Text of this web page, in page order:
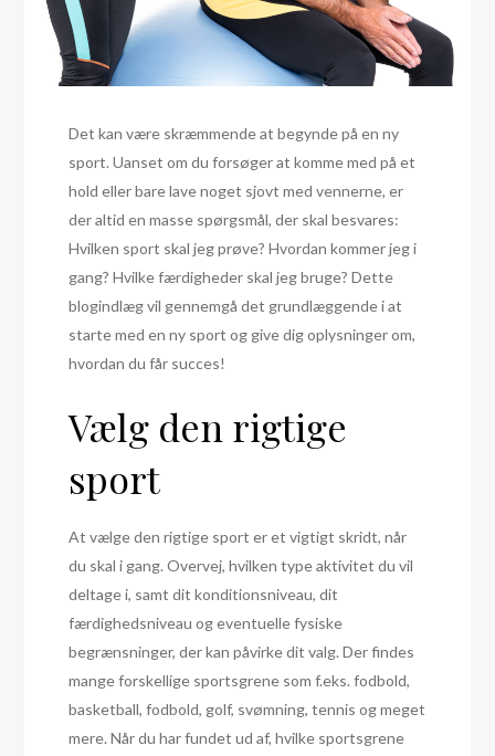
Det kan være skræmmende at begynde på en ny
sport. Uanset om du forsøger at komme med på et
hold eller bare lave noget sjovt med vennerne, er
der altid en masse spørgsmål, der skal besvares:
Hvilken sport skal jeg prøve? Hvordan kommer jeg i
gang? Hvilke færdigheder skal jeg bruge? Dette
blogindlæg vil gennemgå det grundlæggende i at
starte med en ny sport og give dig oplysninger om,
hvordan du får succes!
Vælg den rigtige
sport
At vælge den rigtige sport er et vigtigt skridt, når
du skal i gang. Overvej, hvilken type aktivitet du vil
deltage i, samt dit konditionsniveau, dit
færdighedsniveau og eventuelle fysiske
begrænsninger, der kan påvirke dit valg. Der findes
mange forskellige sportsgrene som f.eks. fodbold,
basketball, fodbold, golf, svømning, tennis og meget
mere. Når du har fundet ud af, hvilke sportsgrene